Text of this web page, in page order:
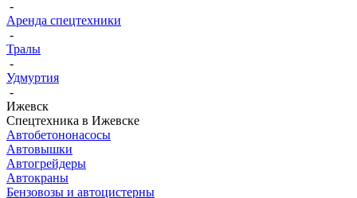
-
Аренда спецтехники
-
Тралы
-
Удмуртия
-
Ижевск
Спецтехника в Ижевске
Автобетононасосы
Автовышки
Автогрейдеры
Автокраны
Бензовозы и автоцистерны